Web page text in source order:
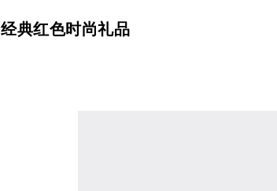
经典红色时尚礼品